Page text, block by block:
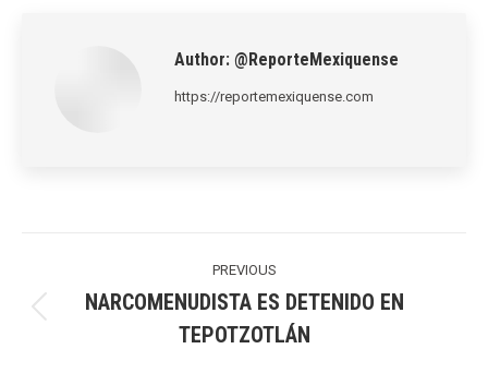
Author: @ReporteMexiquense
https://reportemexiquense.com
PREVIOUS
Previous
post:
NARCOMENUDISTA ES DETENIDO EN
TEPOTZOTLÁN